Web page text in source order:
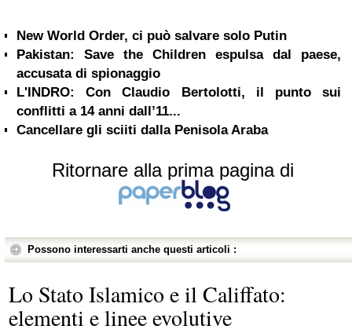
New World Order, ci può salvare solo Putin
Pakistan: Save the Children espulsa dal paese,
accusata di spionaggio
L'INDRO: Con Claudio Bertolotti, il punto sui
conflitti a 14 anni dall’11...
Cancellare gli sciiti dalla Penisola Araba
Ritornare alla prima pagina di
Possono interessarti anche questi articoli :
Lo Stato Islamico e il Califfato:
elementi e linee evolutive